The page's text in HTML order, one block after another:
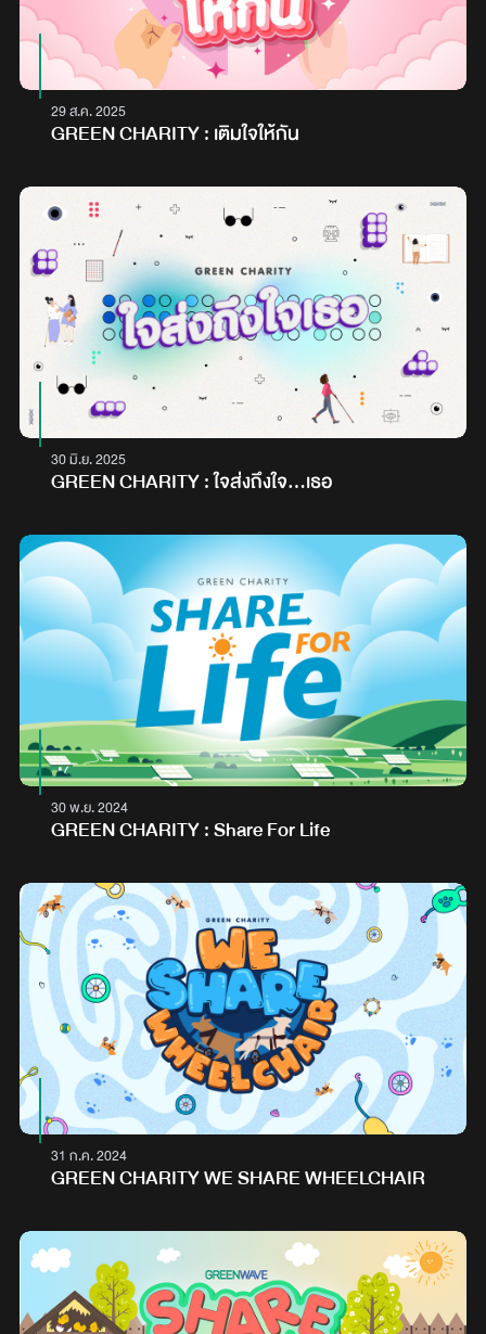
29 ส.ค. 2025
GREEN CHARITY : เติมใจให้กัน
30 มิ.ย. 2025
GREEN CHARITY : ใจส่งถึงใจ...เธอ
30 พ.ย. 2024
GREEN CHARITY : Share For Life
31 ก.ค. 2024
GREEN CHARITY WE SHARE WHEELCHAIR